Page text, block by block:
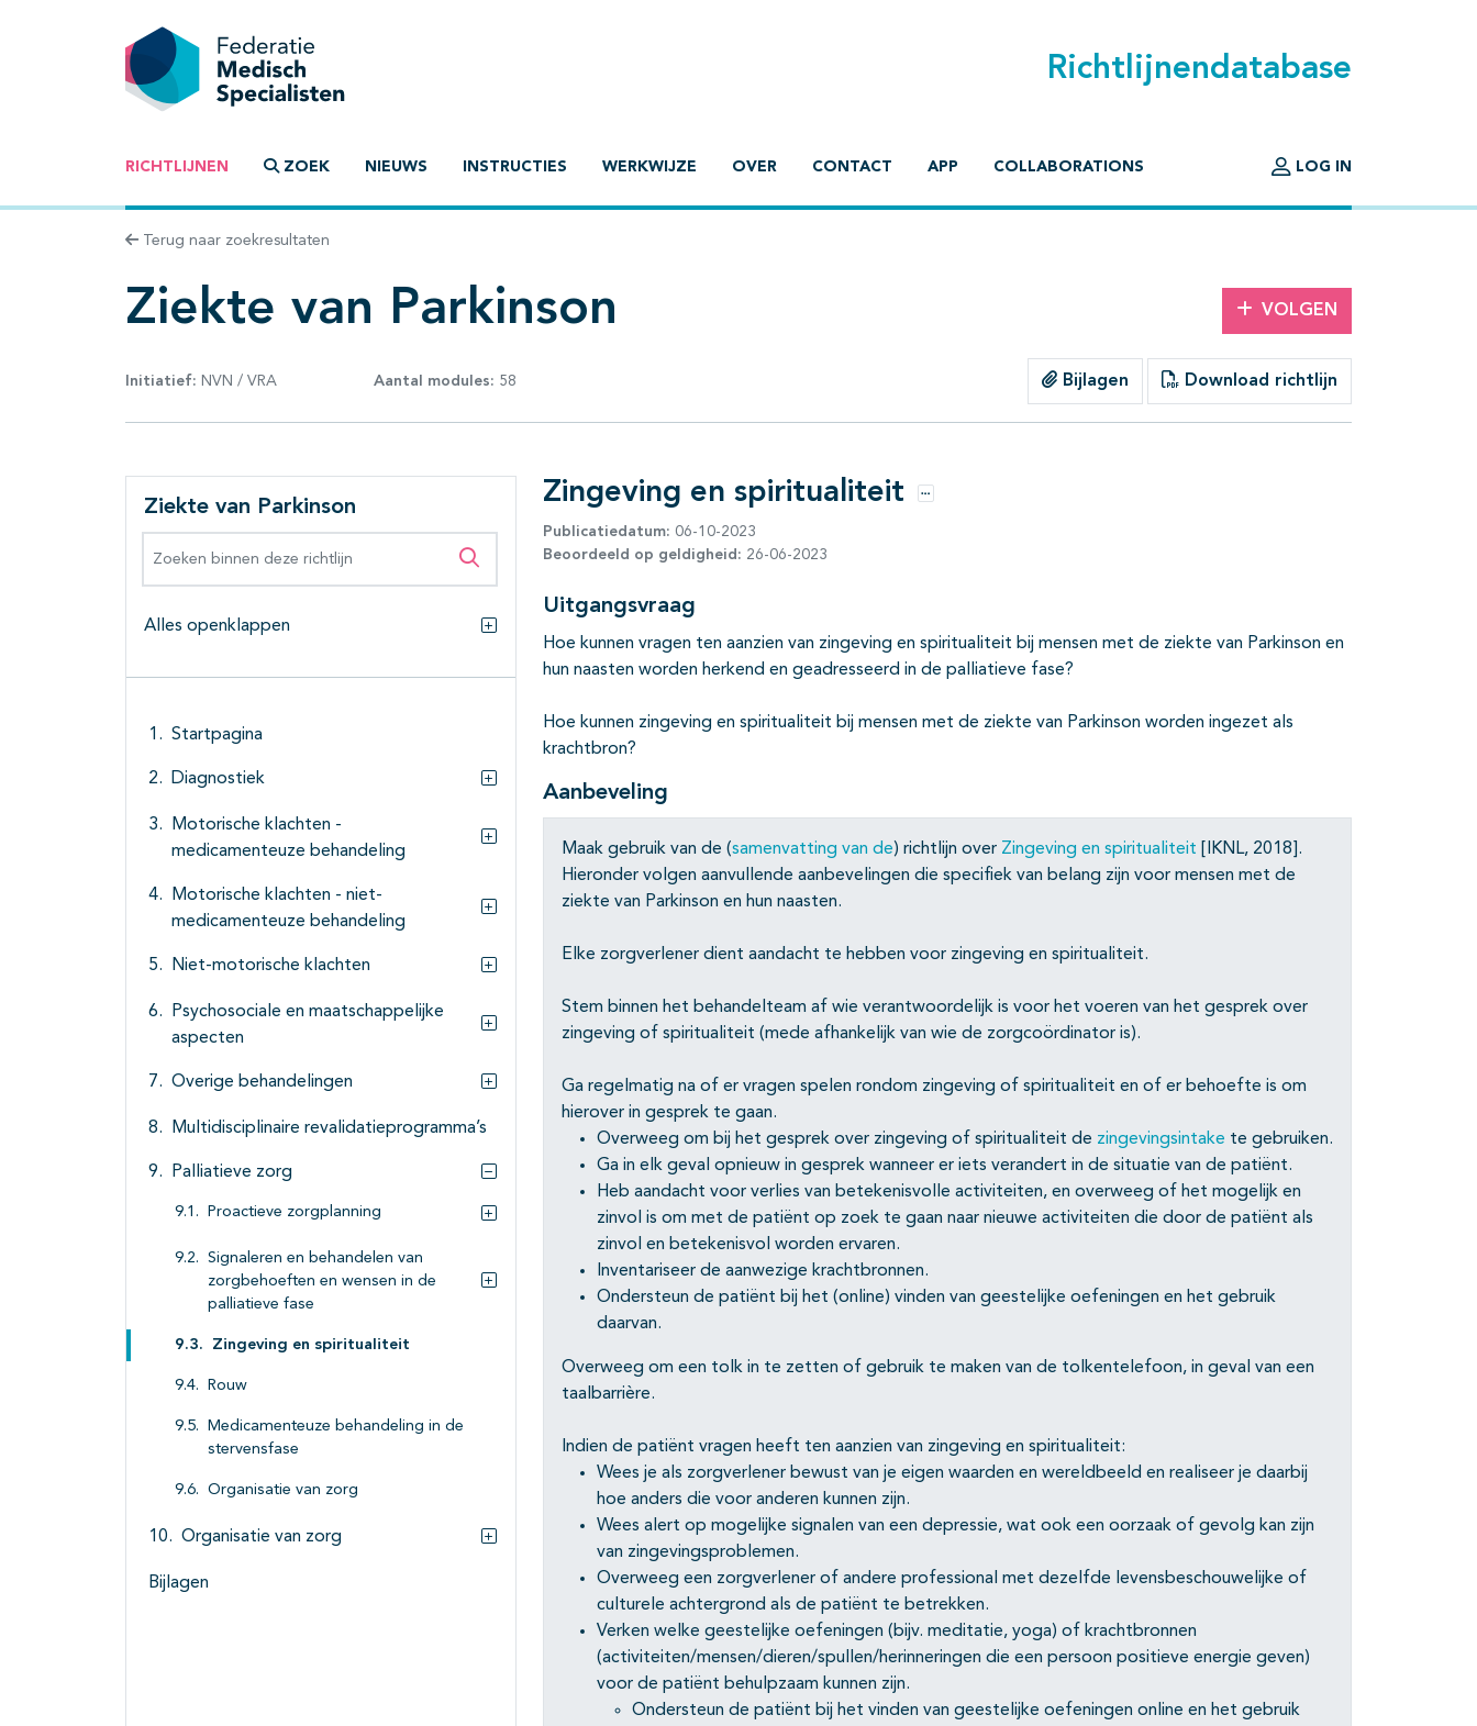
Richtlijnendatabase
RICHTLIJNEN ZOEK NIEUWS INSTRUCTIES WERKWIJZE OVER CONTACT APP COLLABORATIONS LOG IN
Terug naar zoekresultaten
Ziekte van Parkinson VOLGEN
Initiatief: NVN / VRA Aantal modules: 58 Bijlagen Download richtlijn
Ziekte van Parkinson
Zoeken binnen deze richtlijn
Alles openklappen
Alles openklappen
Startpagina
Diagnostiek
Subpagina's open- en dichtklappen
Motorische klachten -
medicamenteuze behandeling
Subpagina's open- en dichtklappen
Motorische klachten - niet-
medicamenteuze behandeling
Niet-motorische klachten
Psychosociale en maatschappelijke
aspecten
Overige behandelingen
Subpagina's open- en dichtklappen
Multidisciplinaire revalidatieprogramma’s
Palliatieve zorg
Subpagina's open- en dichtklappen
Proactieve zorgplanning
Subpagina's open- en dichtklappen
Signaleren en behandelen van
zorgbehoeften en wensen in de
palliatieve fase
Subpagina's open- en dichtklappen
Zingeving en spiritualiteit
Rouw
Medicamenteuze behandeling in de
stervensfase
Organisatie van zorg
Organisatie van zorg
Subpagina's open- en dichtklappen
Bijlagen
Zingeving en spiritualiteit Opties
Publicatiedatum: 06-10-2023
Beoordeeld op geldigheid: 26-06-2023
Uitgangsvraag
Hoe kunnen vragen ten aanzien van zingeving en spiritualiteit bij mensen met de ziekte van Parkinson en
hun naasten worden herkend en geadresseerd in de palliatieve fase?
Hoe kunnen zingeving en spiritualiteit bij mensen met de ziekte van Parkinson worden ingezet als
krachtbron?
Aanbeveling
Maak gebruik van de (samenvatting van de) richtlijn over Zingeving en spiritualiteit [IKNL, 2018].
Hieronder volgen aanvullende aanbevelingen die specifiek van belang zijn voor mensen met de
ziekte van Parkinson en hun naasten.
Elke zorgverlener dient aandacht te hebben voor zingeving en spiritualiteit.
Stem binnen het behandelteam af wie verantwoordelijk is voor het voeren van het gesprek over
zingeving of spiritualiteit (mede afhankelijk van wie de zorgcoördinator is).
Ga regelmatig na of er vragen spelen rondom zingeving of spiritualiteit en of er behoefte is om
hierover in gesprek te gaan.
Overweeg om bij het gesprek over zingeving of spiritualiteit de zingevingsintake te gebruiken.
Ga in elk geval opnieuw in gesprek wanneer er iets verandert in de situatie van de patiënt.
Heb aandacht voor verlies van betekenisvolle activiteiten, en overweeg of het mogelijk en
zinvol is om met de patiënt op zoek te gaan naar nieuwe activiteiten die door de patiënt als
zinvol en betekenisvol worden ervaren.
Inventariseer de aanwezige krachtbronnen.
Ondersteun de patiënt bij het (online) vinden van geestelijke oefeningen en het gebruik
daarvan.
Overweeg om een tolk in te zetten of gebruik te maken van de tolkentelefoon, in geval van een
taalbarrière.
Indien de patiënt vragen heeft ten aanzien van zingeving en spiritualiteit:
Wees je als zorgverlener bewust van je eigen waarden en wereldbeeld en realiseer je daarbij
hoe anders die voor anderen kunnen zijn.
Wees alert op mogelijke signalen van een depressie, wat ook een oorzaak of gevolg kan zijn
van zingevingsproblemen.
Overweeg een zorgverlener of andere professional met dezelfde levensbeschouwelijke of
culturele achtergrond als de patiënt te betrekken.
Verken welke geestelijke oefeningen (bijv. meditatie, yoga) of krachtbronnen
(activiteiten/mensen/dieren/spullen/herinneringen die een persoon positieve energie geven)
voor de patiënt behulpzaam kunnen zijn.
Ondersteun de patiënt bij het vinden van geestelijke oefeningen online en het gebruik